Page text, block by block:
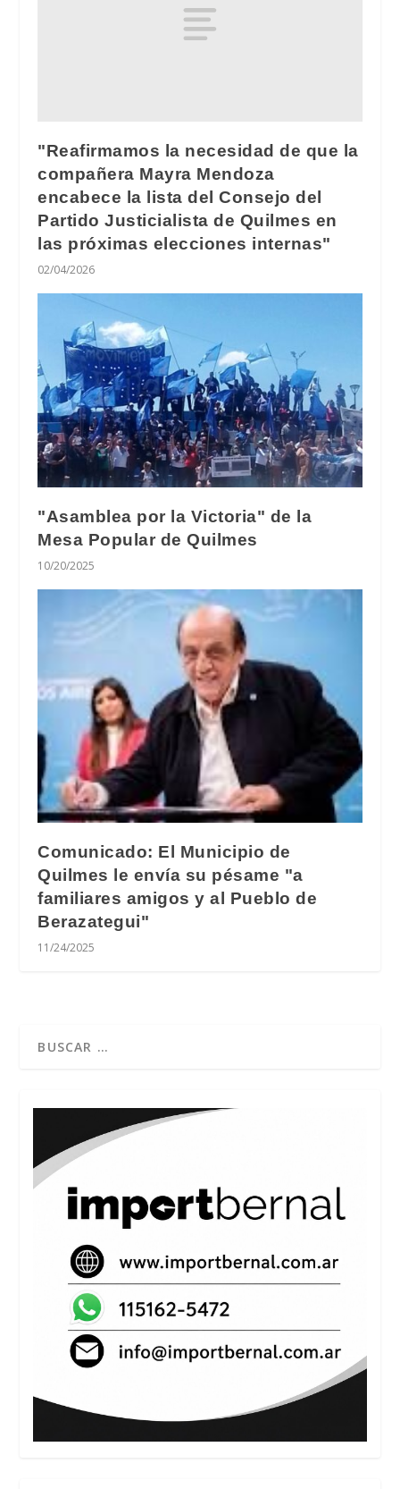
"Reafirmamos la necesidad de que la
compañera Mayra Mendoza
encabece la lista del Consejo del
Partido Justicialista de Quilmes en
las próximas elecciones internas"
02/04/2026
"Asamblea por la Victoria" de la
Mesa Popular de Quilmes
10/20/2025
Comunicado: El Municipio de
Quilmes le envía su pésame "a
familiares amigos y al Pueblo de
Berazategui"
11/24/2025